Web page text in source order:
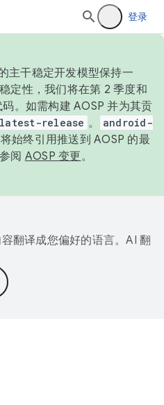
登录
主干稳定开发模型保持一
定性，我们将在第 2 季度和
。如需构建 AOSP 并为其贡
release 。
android-
始终引用推送到 AOSP 的最
阅 AOSP 变更。
翻译成您偏好的语言。AI 翻